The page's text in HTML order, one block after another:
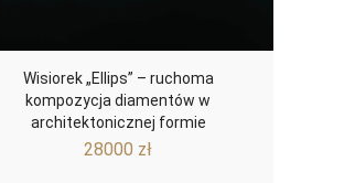
Wisiorek „Ellips” – ruchoma
kompozycja diamentów w
architektonicznej formie
28000 zł